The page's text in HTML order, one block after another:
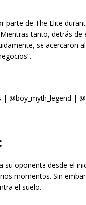
parte de The Elite
tanto, detrás de
se acercaron
| @boy_myth_legend |
oponente desde el
momentos. Sin
el suelo.